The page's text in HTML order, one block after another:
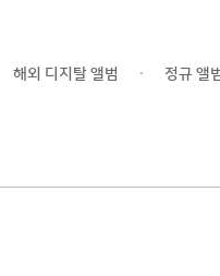
해외 디지탈 앨범 ㆍ 정규 앨